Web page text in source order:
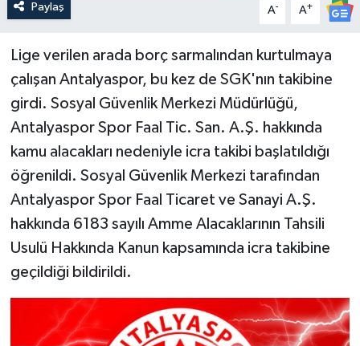
Paylaş A- A+
Lige verilen arada borç sarmalından kurtulmaya
çalışan Antalyaspor, bu kez de SGK'nın takibine
girdi. Sosyal Güvenlik Merkezi Müdürlüğü,
Antalyaspor Spor Faal Tic. San. A.Ş. hakkında
kamu alacakları nedeniyle icra takibi başlatıldığı
öğrenildi. Sosyal Güvenlik Merkezi tarafından
Antalyaspor Spor Faal Ticaret ve Sanayi A.Ş.
hakkında 6183 sayılı Amme Alacaklarının Tahsili
Usulü Hakkında Kanun kapsamında icra takibine
geçildiği bildirildi.
Spor